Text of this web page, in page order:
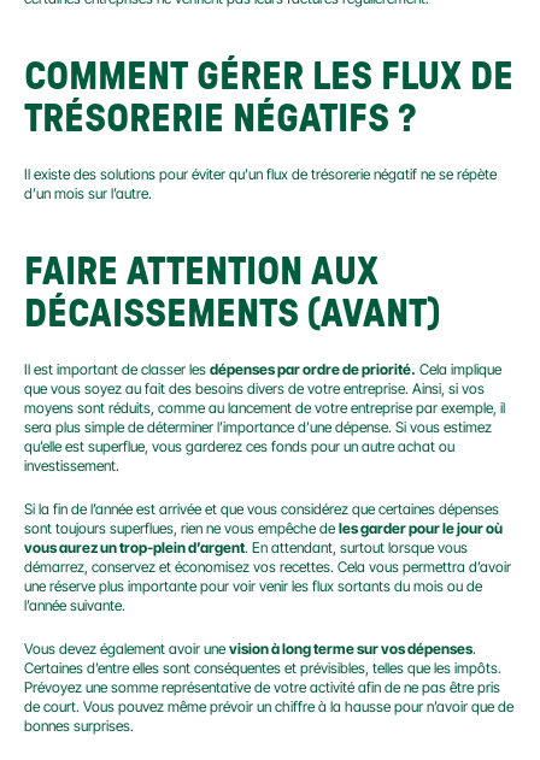
COMMENT GÉRER LES FLUX DE
TRÉSORERIE NÉGATIFS ?
Il existe des solutions pour éviter qu’un flux de trésorerie négatif ne se répète
d’un mois sur l’autre.
FAIRE ATTENTION AUX
DÉCAISSEMENTS (AVANT)
Il est important de classer les dépenses par ordre de priorité. Cela implique
que vous soyez au fait des besoins divers de votre entreprise. Ainsi, si vos
moyens sont réduits, comme au lancement de votre entreprise par exemple, il
sera plus simple de déterminer l’importance d’une dépense. Si vous estimez
qu’elle est superflue, vous garderez ces fonds pour un autre achat ou
investissement.
Si la fin de l’année est arrivée et que vous considérez que certaines dépenses
sont toujours superflues, rien ne vous empêche de les garder pour le jour où
vous aurez un trop-plein d’argent. En attendant, surtout lorsque vous
démarrez, conservez et économisez vos recettes. Cela vous permettra d’avoir
une réserve plus importante pour voir venir les flux sortants du mois ou de
l’année suivante.
Vous devez également avoir une vision à long terme sur vos dépenses.
Certaines d’entre elles sont conséquentes et prévisibles, telles que les impôts.
Prévoyez une somme représentative de votre activité afin de ne pas être pris
de court. Vous pouvez même prévoir un chiffre à la hausse pour n’avoir que de
bonnes surprises.